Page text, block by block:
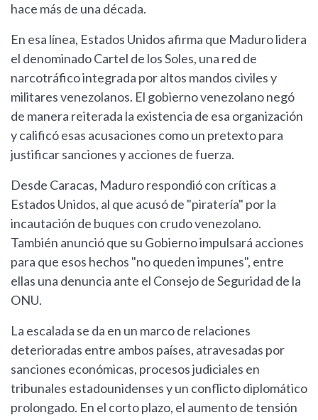
hace más de una década.
En esa línea, Estados Unidos afirma que Maduro lidera
el denominado Cartel de los Soles, una red de
narcotráfico integrada por altos mandos civiles y
militares venezolanos. El gobierno venezolano negó
de manera reiterada la existencia de esa organización
y calificó esas acusaciones como un pretexto para
justificar sanciones y acciones de fuerza.
Desde Caracas, Maduro respondió con críticas a
Estados Unidos, al que acusó de "piratería" por la
incautación de buques con crudo venezolano.
También anunció que su Gobierno impulsará acciones
para que esos hechos "no queden impunes", entre
ellas una denuncia ante el Consejo de Seguridad de la
ONU.
La escalada se da en un marco de relaciones
deterioradas entre ambos países, atravesadas por
sanciones económicas, procesos judiciales en
tribunales estadounidenses y un conflicto diplomático
prolongado. En el corto plazo, el aumento de tensión